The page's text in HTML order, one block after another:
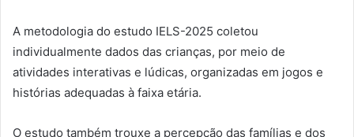
A metodologia do estudo IELS-2025 coletou
individualmente dados das crianças, por meio de
atividades interativas e lúdicas, organizadas em jogos e
histórias adequadas à faixa etária.
O estudo também trouxe a percepção das famílias e dos